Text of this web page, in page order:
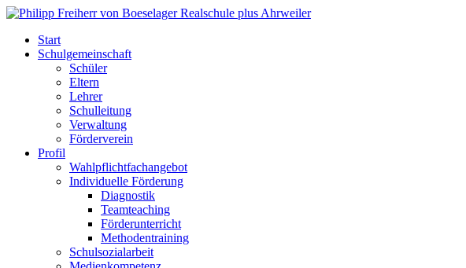
Start
Schulgemeinschaft
Schüler
Eltern
Lehrer
Schulleitung
Verwaltung
Förderverein
Profil
Wahlpflichtfachangebot
Individuelle Förderung
Diagnostik
Teamteaching
Förderunterricht
Methodentraining
Schulsozialarbeit